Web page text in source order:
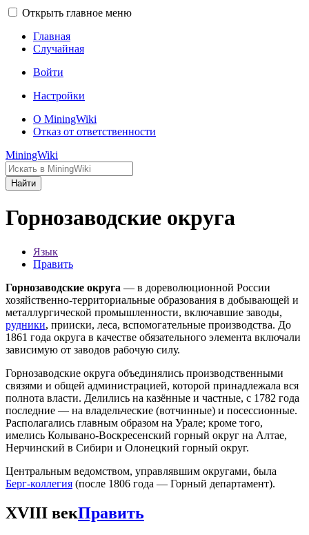
Открыть главное меню
Главная
Случайная
Войти
Настройки
О MiningWiki
Отказ от ответственности
MiningWiki
Найти
Горнозаводские округа
Язык
Править
Горнозаводские округа — в дореволюционной России
хозяйственно-территориальные образования в добывающей и
металлургической промышленности, включавшие заводы,
рудники, прииски, леса, вспомогательные производства. До
1861 года округа в качестве обязательного элемента включали
зависимую от заводов рабочую силу.
Горнозаводские округа объединялись производственными
связями и общей администрацией, которой принадлежала вся
полнота власти. Делились на казённые и частные, с 1782 года
последние — на владельческие (вотчинные) и посессионные.
Располагались главным образом на Урале; кроме того,
имелись Колывано-Воскресенский горный округ на Алтае,
Нерчинский в Сибири и Олонецкий горный округ.
Центральным ведомством, управлявшим округами, была
Берг-коллегия (после 1806 года — Горный департамент).
XVIII векПравить